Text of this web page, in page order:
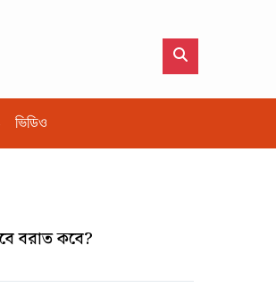
ভিডিও
বরাত কবে?